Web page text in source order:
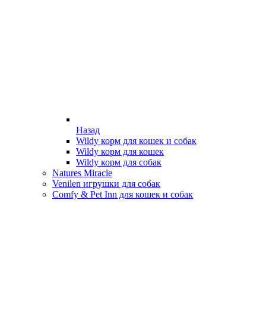
Назад
Wildy корм для кошек и собак
Wildy корм для кошек
Wildy корм для собак
Natures Miracle
Venilen игрушки для собак
Comfy & Pet Inn для кошек и собак